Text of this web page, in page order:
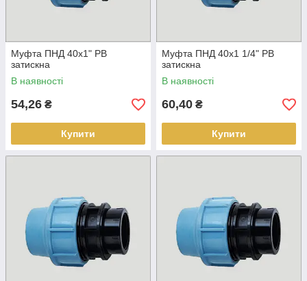
Муфта ПНД 40х1" РВ
затискна
В наявності
54,26 ₴
Купити
Муфта ПНД 40х1 1/4" РВ
затискна
В наявності
60,40 ₴
Купити